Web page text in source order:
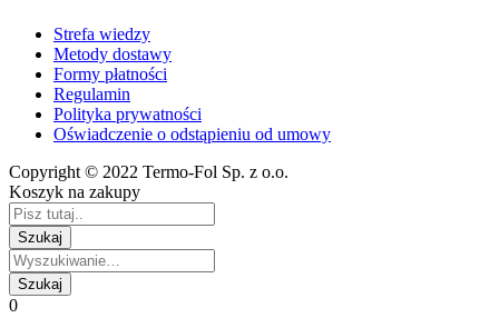
Strefa wiedzy
Metody dostawy
Formy płatności
Regulamin
Polityka prywatności
Oświadczenie o odstąpieniu od umowy
Copyright © 2022 Termo-Fol Sp. z o.o.
Koszyk na zakupy
0